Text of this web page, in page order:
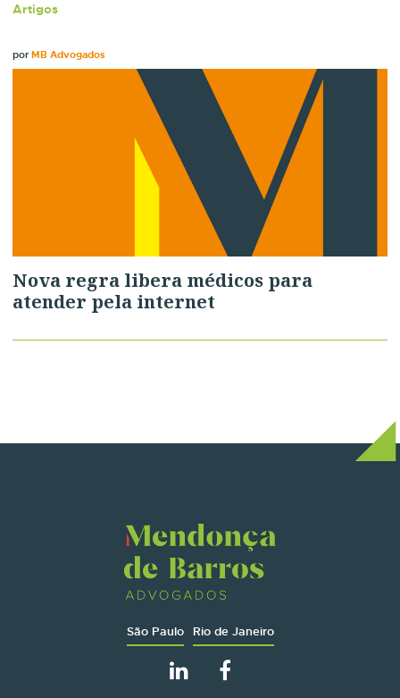
Artigos
porMB Advogados
Nova regra libera médicos para
atender pela internet
São Paulo Rio de Janeiro